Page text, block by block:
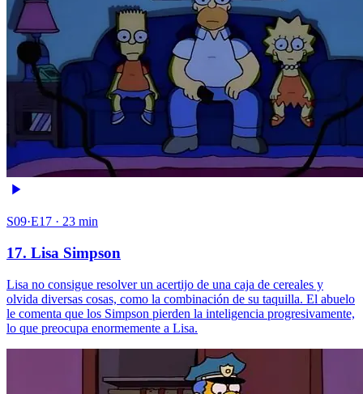
S09·E17 · 23 min
17. Lisa Simpson
Lisa no consigue resolver un acertijo de una caja de cereales y
olvida diversas cosas, como la combinación de su taquilla. El abuelo
le comenta que los Simpson pierden la inteligencia progresivamente,
lo que preocupa enormemente a Lisa.